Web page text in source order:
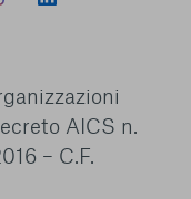
AICS n.
– C.F.